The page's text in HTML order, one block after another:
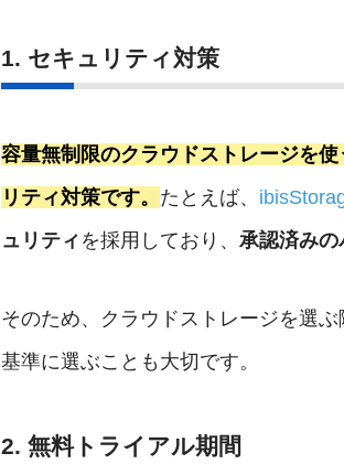
1. セキュリティ対策
容量無制限のクラウドストレージを
リティ対策です。 たとえば、
ュリティ を採用しており、 承認済みの
そのため、クラウドストレージを選
基準に選ぶことも大切です。
2. 無料トライアル期間